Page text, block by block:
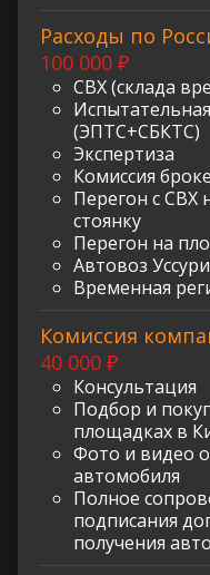
Расходы по
100 000 ₽
СВХ (склада
(ЭПТС+СБКТС)
Экспертиза
Комиссия
Перегон с СВХ
стоянку
Перегон на
Автовоз
Временная
Комиссия
40 000 ₽
Консультация
Подбор и
площадках в
Фото и видео
автомобиля
Полное
подписания
получения